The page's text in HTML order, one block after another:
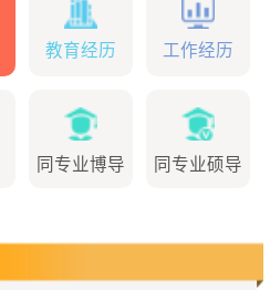
教育经历 工作经历
同专业博导 同专业硕导